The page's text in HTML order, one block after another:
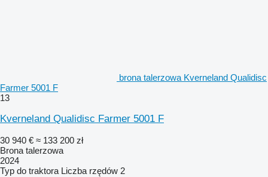
brona talerzowa Kverneland Qualidisc
Farmer 5001 F
13
Kverneland Qualidisc Farmer 5001 F
30 940 € ≈ 133 200 zł
Brona talerzowa
2024
Typ do traktora Liczba rzędów 2